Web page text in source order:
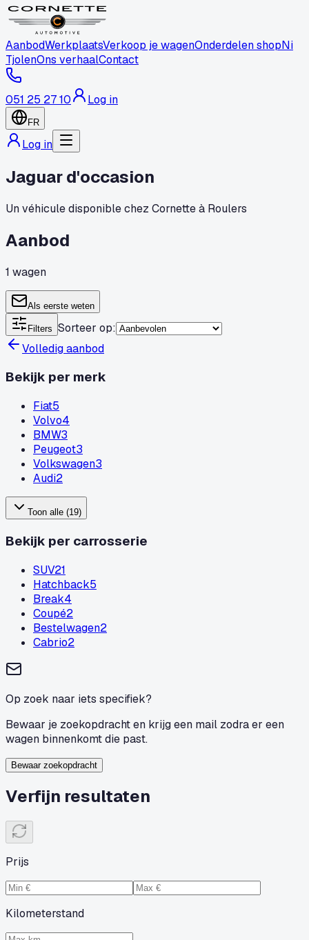
AanbodWerkplaatsVerkoop je wagenOnderdelen shopNi
TjolenOns verhaalContact
051 25 27 10 Log in
FR
Log in
Jaguar d'occasion
Un véhicule disponible chez Cornette à Roulers
Aanbod
1 wagen
Als eerste weten
Filters Sorteer op:
Volledig aanbod
Bekijk per merk
Fiat5
Volvo4
BMW3
Peugeot3
Volkswagen3
Audi2
Toon alle (19)
Bekijk per carrosserie
SUV21
Hatchback5
Break4
Coupé2
Bestelwagen2
Cabrio2
Op zoek naar iets specifiek?
Bewaar je zoekopdracht en krijg een mail zodra er een
wagen binnenkomt die past.
Bewaar zoekopdracht
Verfijn resultaten
Prijs
Kilometerstand